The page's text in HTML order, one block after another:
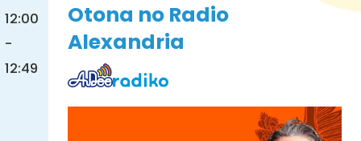
12:00
-
12:49
Otona no Radio
Alexandria